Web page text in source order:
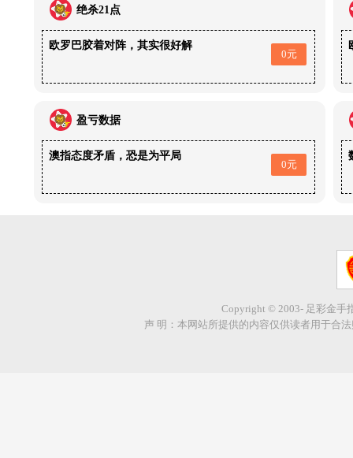
绝杀21点
欧罗巴胶着对阵，其实很好解
0元
盈亏数据
澳指态度矛盾，恐是为平局
0元
Copyright © 2003- 足彩金手
声 明：本网站所提供的内容仅供读者用于合